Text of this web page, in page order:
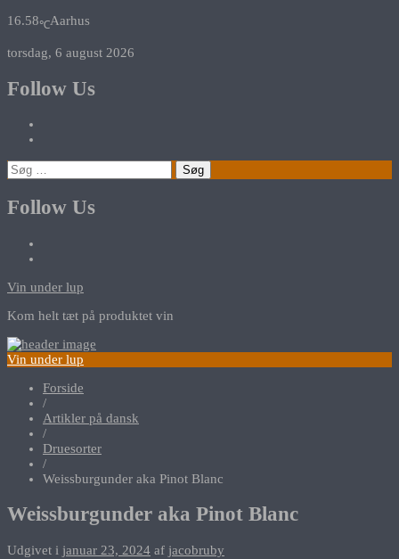
16.58℃Aarhus
torsdag, 6 august 2026
Follow Us
Søg
efter:
Follow Us
Vin under lup
Kom helt tæt på produktet vin
Vin under lup
Forside
/
Artikler på dansk
/
Druesorter
/
Weissburgunder aka Pinot Blanc
Weissburgunder aka Pinot Blanc
Udgivet i januar 23, 2024 af jacobruby